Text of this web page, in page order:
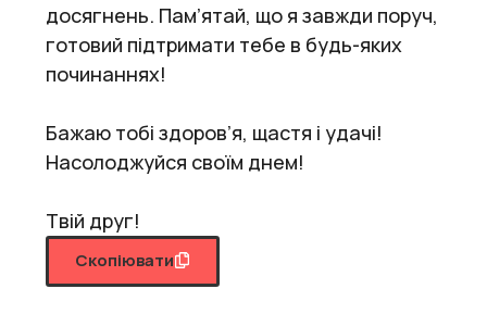
досягнень. Пам’ятай, що я завжди поруч,
готовий підтримати тебе в будь-яких
починаннях!
Бажаю тобі здоров’я, щастя і удачі!
Насолоджуйся своїм днем!
Твій друг!
Скопіювати